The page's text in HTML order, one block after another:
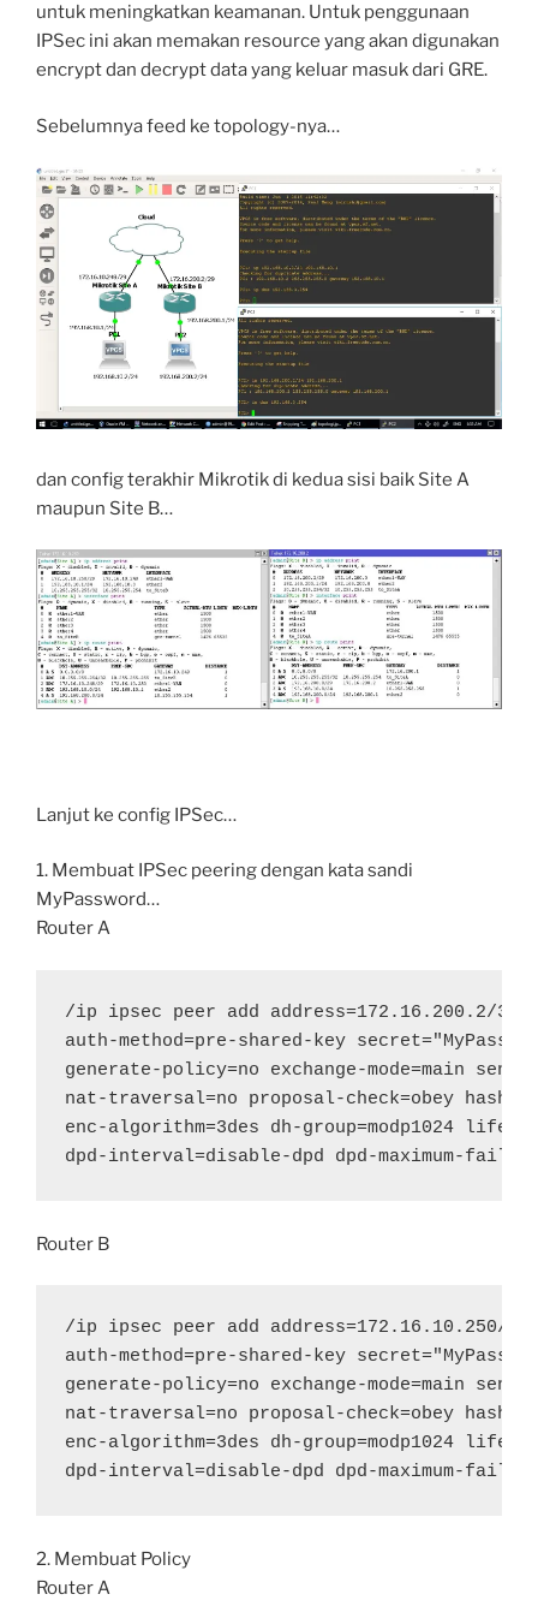
untuk meningkatkan keamanan. Untuk penggunaan
IPSec ini akan memakan resource yang akan digunakan
encrypt dan decrypt data yang keluar masuk dari GRE.
Sebelumnya feed ke topology-nya…
dan config terakhir Mikrotik di kedua sisi baik Site A
maupun Site B…
Lanjut ke config IPSec…
1. Membuat IPSec peering dengan kata sandi
MyPassword…
Router A
/ip ipsec peer add address=172.16.200.2/32
auth-method=pre-shared-key
generate-policy=no exchange-mode=main
nat-traversal=no proposal-check=obey hash-
enc-algorithm=3des dh-group=modp1024
dpd-interval=disable-dpd dpd-maximum-
Router B
/ip ipsec peer add address=172.16.10.250/
auth-method=pre-shared-key
generate-policy=no exchange-mode=main
nat-traversal=no proposal-check=obey hash-
enc-algorithm=3des dh-group=modp1024
dpd-interval=disable-dpd dpd-maximum-
2. Membuat Policy
Router A